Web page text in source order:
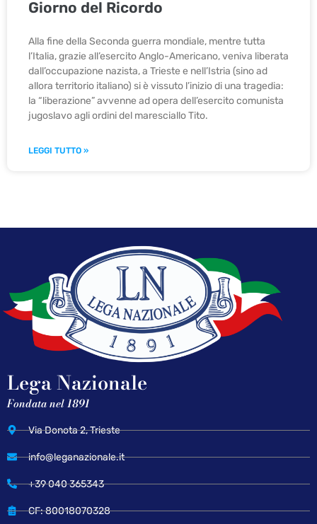
Giorno del Ricordo
Alla fine della Seconda guerra mondiale, mentre tutta
l’Italia, grazie all’esercito Anglo-Americano, veniva liberata
dall’occupazione nazista, a Trieste e nell’Istria (sino ad
allora territorio italiano) si è vissuto l’inizio di una tragedia:
la “liberazione” avvenne ad opera dell’esercito comunista
jugoslavo agli ordini del maresciallo Tito.
LEGGI TUTTO »
Lega Nazionale
Fondata nel 1891
Via Donota 2, Trieste
info@leganazionale.it
+39 040 365343
CF: 80018070328